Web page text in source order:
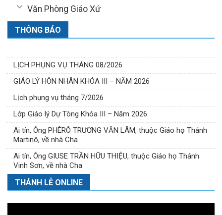
Văn Phòng Giáo Xứ
THÔNG BÁO
LỊCH PHỤNG VỤ THÁNG 08/2026
GIÁO LÝ HÔN NHÂN KHÓA III – NĂM 2026
Lịch phụng vụ tháng 7/2026
Lớp Giáo lý Dự Tòng Khóa III – Năm 2026
Ai tín, Ông PHÊRÔ TRƯƠNG VĂN LÂM, thuộc Giáo họ Thánh
Martinô, về nhà Cha
Ai tín, Ông GIUSE TRẦN HỮU THIỆU, thuộc Giáo họ Thánh
Vinh Sơn, về nhà Cha
THÁNH LỄ ONLINE